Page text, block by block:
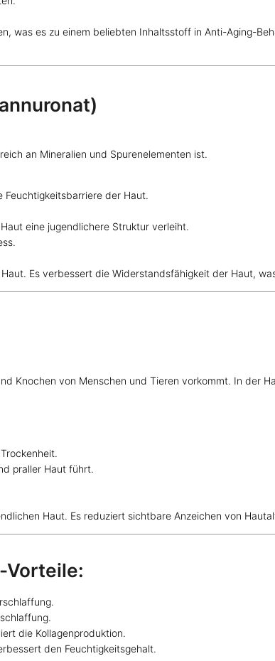
was es zu einem beliebten Inhaltsstoff in Anti-Aging-
an Mineralien und Spurenelementen ist.
der Haut.
eine jugendlichere Struktur verleiht.
Es verbessert die Widerstandsfähigkeit der Haut,
Knochen von Menschen und Tieren vorkommt. In der
praller Haut führt.
Haut. Es reduziert sichtbare Anzeichen von
Vorteile:
die Kollagenproduktion.
den Feuchtigkeitsgehalt.